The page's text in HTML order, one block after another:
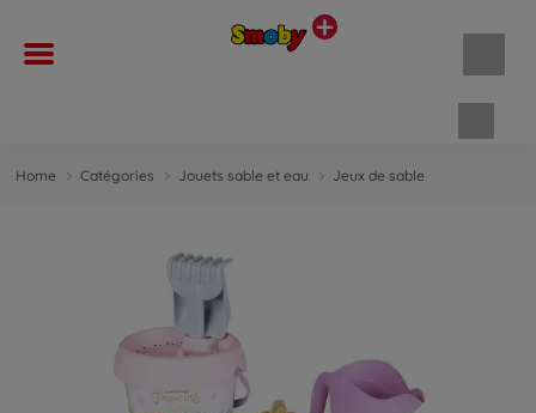
Home Catégories Jouets sable et eau Jeux de sable